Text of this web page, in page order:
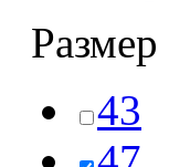
Размер
43